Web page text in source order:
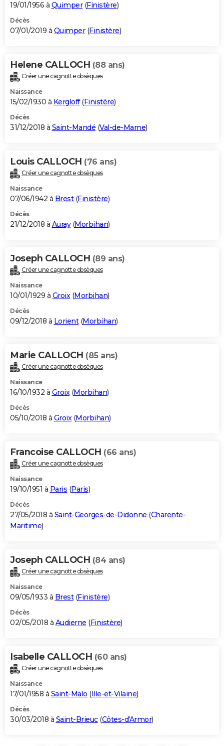
19/01/1956 à Quimper(Finistère)
Décès
07/01/2019 à Quimper(Finistère)
Helene CALLOCH (88 ans)
Créer une cagnotte obsèques
Naissance
15/02/1930 à Kergloff(Finistère)
Décès
31/12/2018 à Saint-Mandé (Val-de-Marne)
Louis CALLOCH (76 ans)
Créer une cagnotte obsèques
Naissance
07/06/1942 à Brest(Finistère)
Décès
21/12/2018 à Auray(Morbihan)
Joseph CALLOCH (89 ans)
Créer une cagnotte obsèques
Naissance
10/01/1929 à Groix(Morbihan)
Décès
09/12/2018 à Lorient(Morbihan)
Marie CALLOCH (85 ans)
Créer une cagnotte obsèques
Naissance
16/10/1932 à Groix(Morbihan)
Décès
05/10/2018 à Groix(Morbihan)
Francoise CALLOCH (66 ans)
Créer une cagnotte obsèques
Naissance
19/10/1951 à Paris (Paris)
Décès
27/05/2018 à Saint-Georges-de-Didonne (Charente-
Maritime)
Joseph CALLOCH (84 ans)
Créer une cagnotte obsèques
Naissance
09/05/1933 à Brest(Finistère)
Décès
02/05/2018 à Audierne (Finistère)
Isabelle CALLOCH (60 ans)
Créer une cagnotte obsèques
Naissance
17/01/1958 à Saint-Malo (Ille-et-Vilaine)
Décès
30/03/2018 à Saint-Brieuc(Côtes-d'Armor)